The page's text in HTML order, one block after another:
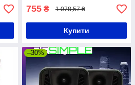
755 ₴ 1 078,57 ₴
Купити
–30%